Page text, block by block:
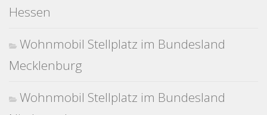
Hessen
Wohnmobil Stellplatz im Bundesland
Mecklenburg
Wohnmobil Stellplatz im Bundesland